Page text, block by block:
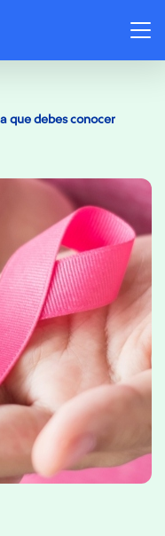
que debes conocer